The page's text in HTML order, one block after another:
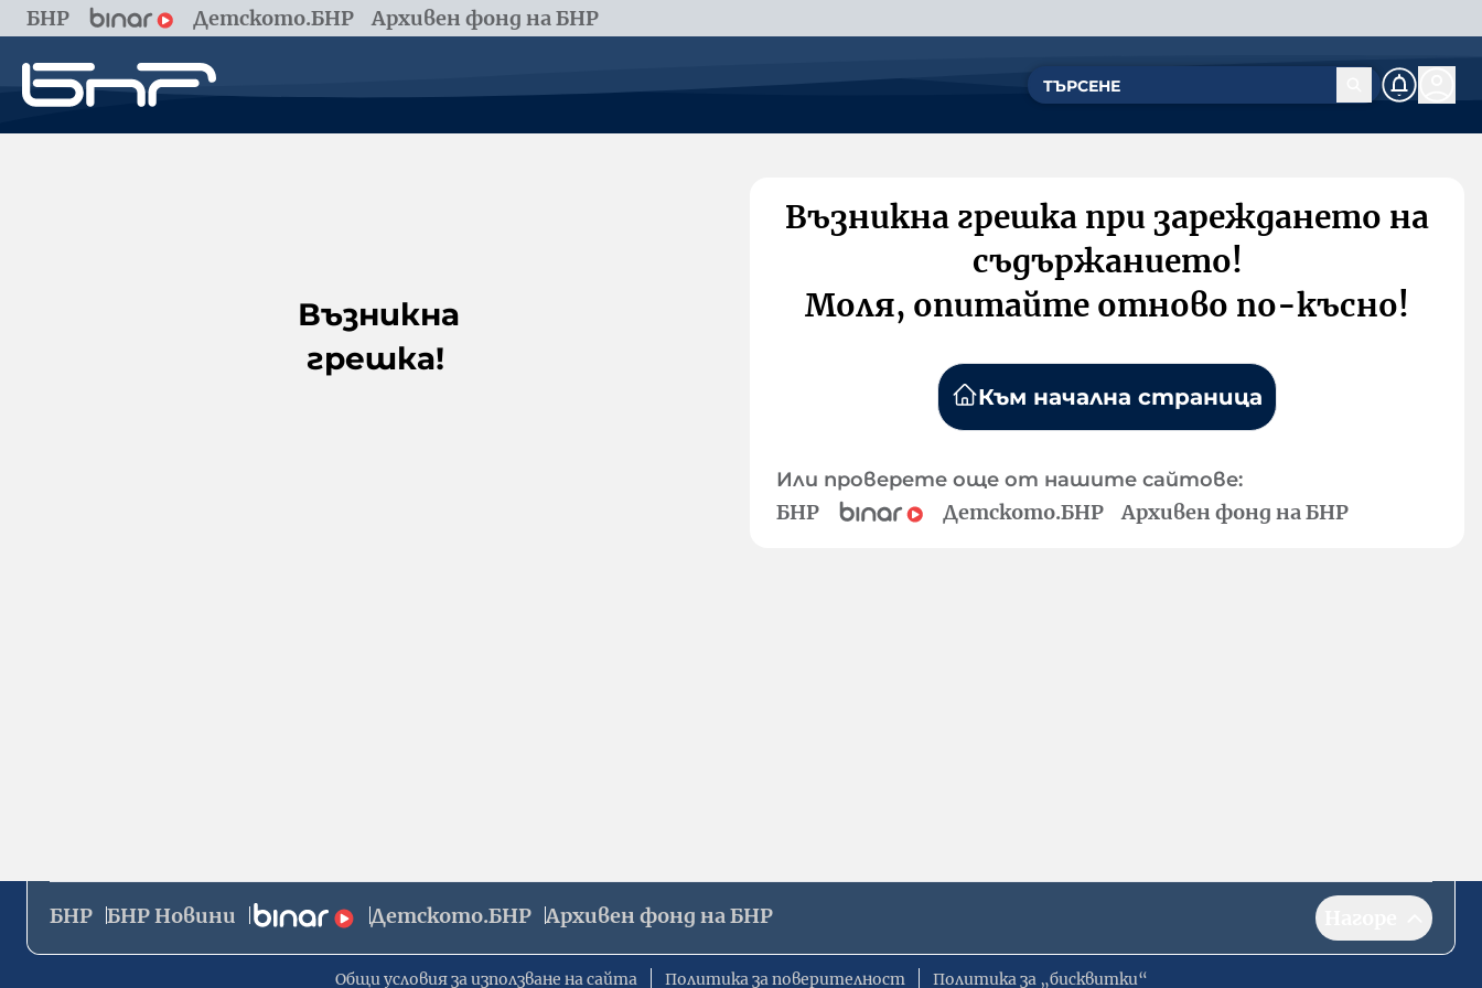
БНР Детското.БНР Архивен фонд на БНР
Възникна
грешка!
Възникна грешка при зареждането на
съдържанието!
Моля, опитайте отново по-късно!
Към начална страница
Или проверете още от нашите сайтове:
БНР Детското.БНР Архивен фонд на БНР
БНР БНР Новини Детското.БНР Архивен фонд на БНР
Общи условия за използване на сайта Политика за поверителност Политика за „бисквитки“